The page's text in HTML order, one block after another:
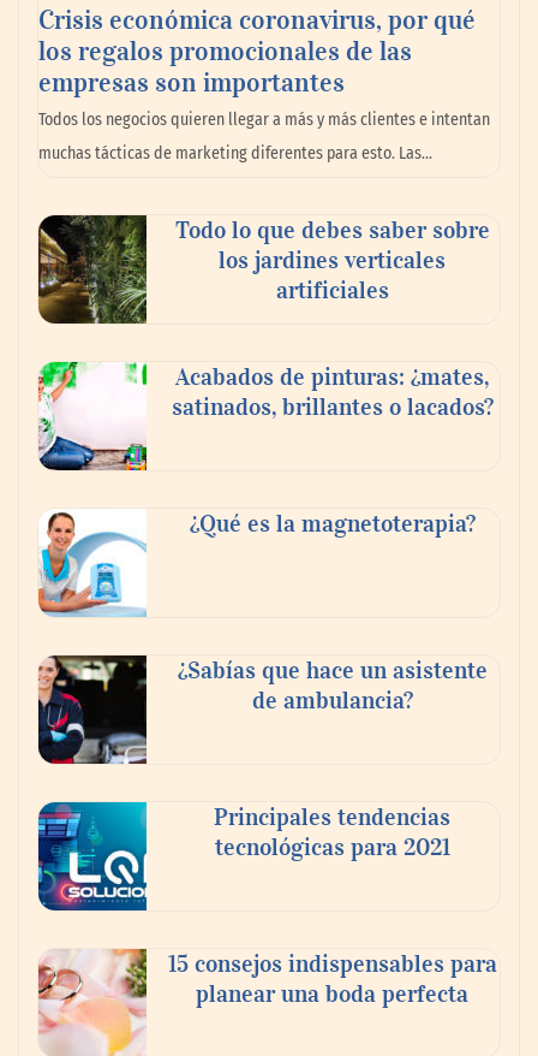
La omnicanalidad redefine la forma de
planear viajes en México
buscan proyectar talento mexicano y
fortalecer el turismo médico
En el Día de la Cerveza, Grupo Modelo
mundo elige para reunirse: 7 de cada 10 la
escogen
Crisis económica coronavirus, por qué
los regalos promocionales de las
empresas son importantes
Todos los negocios quieren llegar a más y más clientes e intentan
muchas tácticas de marketing diferentes para esto. Las…
Todo lo que debes saber sobre
los jardines verticales
artificiales
Acabados de pinturas: ¿mates,
satinados, brillantes o lacados?
¿Qué es la magnetoterapia?
¿Sabías que hace un asistente
de ambulancia?
Principales tendencias
tecnológicas para 2021
15 consejos indispensables para
planear una boda perfecta